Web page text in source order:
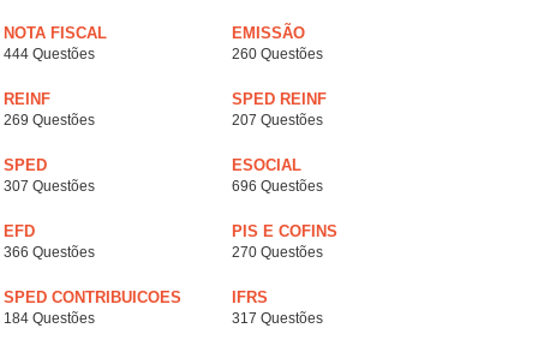
NOTA FISCAL
444 Questões
EMISSÃO
260 Questões
REINF
269 Questões
SPED REINF
207 Questões
SPED
307 Questões
ESOCIAL
696 Questões
EFD
366 Questões
PIS E COFINS
270 Questões
SPED CONTRIBUICOES
184 Questões
IFRS
317 Questões